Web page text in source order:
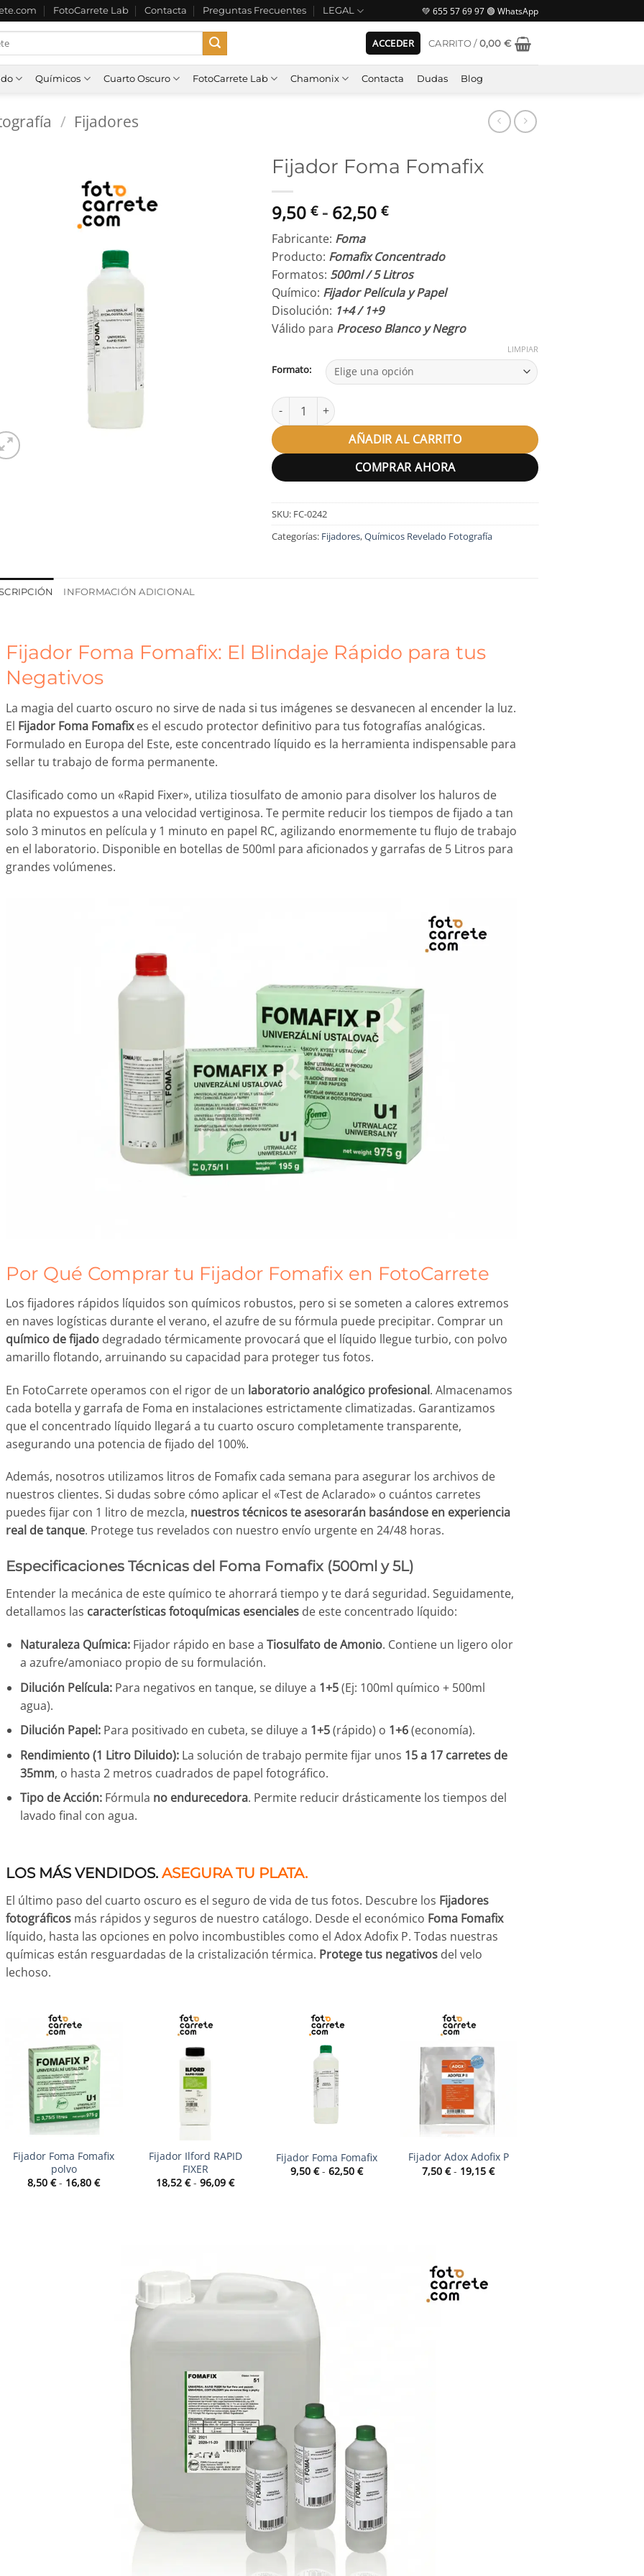
FotoCarrete Lab Contacta Preguntas Frecuentes LEGAL 💚 655 57 69 97 🟢 WhatsApp
ACCEDER CARRITO / 0,00 €
Químicos Cuarto Oscuro FotoCarrete Lab Chamonix Contacta Dudas Blog
/ Fijadores
Fijador Foma Fomafix
9,50€ - 62,50€Rango
precios:
desde
9,50 €
hasta
Fabricante: Foma
Producto: Fomafix Concentrado
Formatos: 500ml / 5 Litros
Químico: Fijador Película y Papel
Disolución: 1+4 / 1+9
Válido para Proceso Blanco y Negro
Formato:
LIMPIAR
Fijador Foma Fomafix cantidad
AÑADIR AL CARRITO
COMPRAR AHORA
SKU: FC-0242
Categorías: Fijadores,Químicos Revelado Fotografía
INFORMACIÓN ADICIONAL
Fijador Foma Fomafix: El Blindaje Rápido para tus
Negativos
La magia del cuarto oscuro no sirve de nada si tus imágenes se desvanecen al encender la luz.
El Fijador Foma Fomafixes el escudo protector definitivo para tus fotografías analógicas.
Formulado en Europa del Este, este concentrado líquido es la herramienta indispensable para
sellar tu trabajo de forma permanente.
Clasificado como un «Rapid Fixer», utiliza tiosulfato de amonio para disolver los haluros de
plata no expuestos a una velocidad vertiginosa. Te permite reducir los tiempos de fijado a tan
solo 3 minutos en película y 1 minuto en papel RC, agilizando enormemente tu flujo de trabajo
en el laboratorio. Disponible en botellas de 500ml para aficionados y garrafas de 5 Litros para
grandes volúmenes.
Por Qué Comprar tu Fijador Fomafix en FotoCarrete
Los fijadores rápidos líquidos son químicos robustos, pero si se someten a calores extremos
en naves logísticas durante el verano, el azufre de su fórmula puede precipitar. Comprar un
químico de fijadodegradado térmicamente provocará que el líquido llegue turbio, con polvo
amarillo flotando, arruinando su capacidad para proteger tus fotos.
En FotoCarrete operamos con el rigor de un laboratorio analógico profesional. Almacenamos
cada botella y garrafa de Foma en instalaciones estrictamente climatizadas. Garantizamos
que el concentrado líquido llegará a tu cuarto oscuro completamente transparente,
asegurando una potencia de fijado del 100%.
Además, nosotros utilizamos litros de Fomafix cada semana para asegurar los archivos de
nuestros clientes. Si dudas sobre cómo aplicar el «Test de Aclarado» o cuántos carretes
puedes fijar con 1 litro de mezcla, nuestros técnicos te asesorarán basándose en experiencia
real de tanque. Protege tus revelados con nuestro envío urgente en 24/48 horas.
Especificaciones Técnicas del Foma Fomafix (500ml y 5L)
Entender la mecánica de este químico te ahorrará tiempo y te dará seguridad. Seguidamente,
detallamos las características fotoquímicas esencialesde este concentrado líquido:
Naturaleza Química: Fijador rápido en base aTiosulfato de Amonio. Contiene un ligero olor
a azufre/amoniaco propio de su formulación.
Dilución Película: Para negativos en tanque, se diluye a 1+5(Ej: 100ml químico + 500ml
agua).
Dilución Papel: Para positivado en cubeta, se diluye a 1+5(rápido) o 1+6(economía).
Rendimiento (1 Litro Diluido): La solución de trabajo permite fijar unos 15 a 17 carretes de
35mm, o hasta 2 metros cuadrados de papel fotográfico.
Tipo de Acción: Fórmula no endurecedora. Permite reducir drásticamente los tiempos del
lavado final con agua.
LOS MÁS VENDIDOS. ASEGURA TU PLATA.
El último paso del cuarto oscuro es el seguro de vida de tus fotos. Descubre los Fijadores
fotográficosmás rápidos y seguros de nuestro catálogo. Desde el económico Foma Fomafix
líquido, hasta las opciones en polvo incombustibles como el Adox Adofix P. Todas nuestras
químicas están resguardadas de la cristalización térmica. Protege tus negativosdel velo
lechoso.
Fijador Foma Fomafix
polvo
8,50€ - 16,80€Rango
Fijador Ilford RAPID
FIXER
18,52€ - 96,09€Rango
Fijador Foma Fomafix
9,50€ - 62,50€Rango
+
Fijador Adox Adofix P
7,50€ - 19,15€Rango